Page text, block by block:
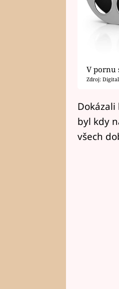
V pornu
Zdroj:
byl kdy
všech